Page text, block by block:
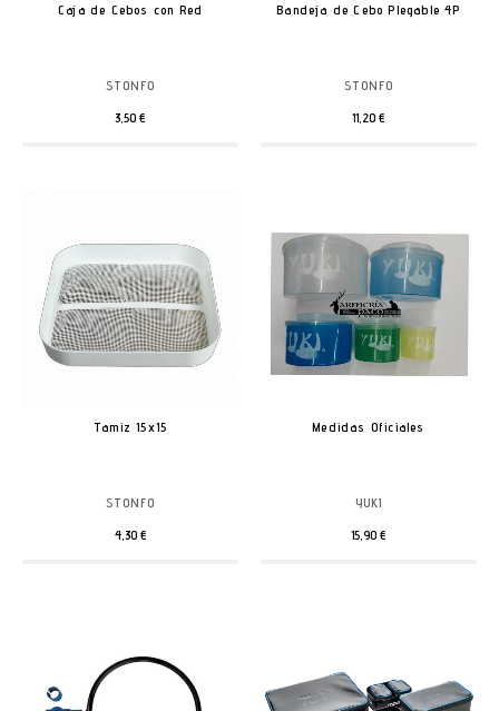
Caja de Cebos con Red
STONFO
3,50 €
Bandeja de Cebo Plegable 4P
STONFO
11,20 €
Tamiz 15x15
STONFO
4,30 €
Medidas Oficiales
YUKI
15,90 €